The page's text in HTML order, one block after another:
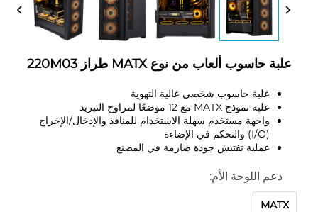
علبة حاسوب ألعاب من نوع MATX طراز 220M03
علبة حاسوب شخصي عالية التهوية
علبة نموذج MATX مع 12 موضعًا لمراوح التبريد
واجهة مستخدم سهلة الاستخدام للمنافذ والإدخال/الإخراج
(I/O) والتحكم في الإضاءة
عملية تفتيش جودة صارمة في المصنع
دعم اللوحة الأم:
MATX